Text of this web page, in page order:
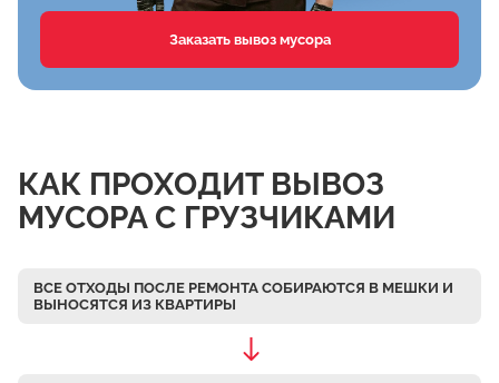
Сафоново
Первомайка
Осеченки
Поповка
Михайловская Слобода
Заказать вывоз мусора
КАК ПРОХОДИТ ВЫВОЗ
МУСОРА С ГРУЗЧИКАМИ
ВСЕ ОТХОДЫ ПОСЛЕ РЕМОНТА СОБИРАЮТСЯ В МЕШКИ И
ВЫНОСЯТСЯ ИЗ КВАРТИРЫ